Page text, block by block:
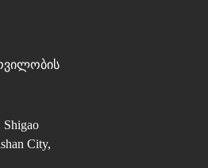
Shigao
City,